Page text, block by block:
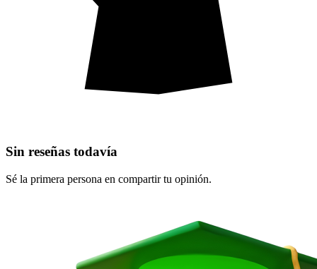
Sin reseñas todavía
Sé la primera persona en compartir tu opinión.